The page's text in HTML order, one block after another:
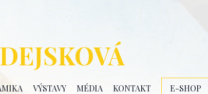
VÝSTAVY MÉDIA KONTAKT E-SHOP